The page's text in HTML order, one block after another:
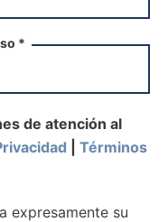
*
de atención al
Términos
expresamente su